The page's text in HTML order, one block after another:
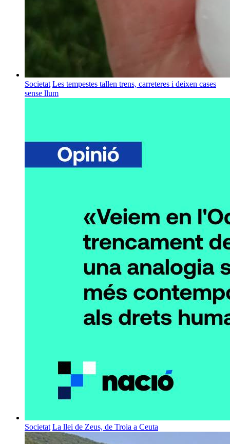
Societat Les tempestes tallen trens, carreteres i deixen cases
sense llum
Societat La llei de Zeus, de Troia a Ceuta